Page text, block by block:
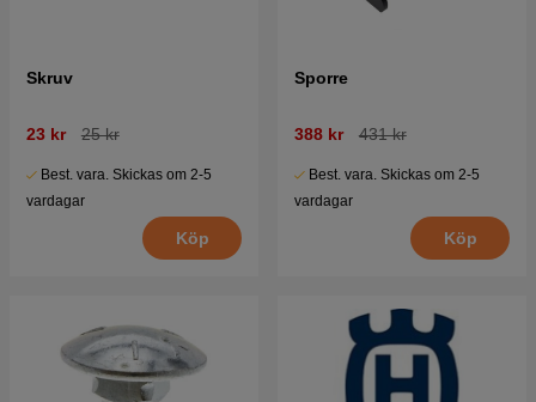
Skruv
23 kr 25 kr
Best. vara. Skickas om 2-5
vardagar
Köp
Sporre
388 kr 431 kr
Best. vara. Skickas om 2-5
vardagar
Köp